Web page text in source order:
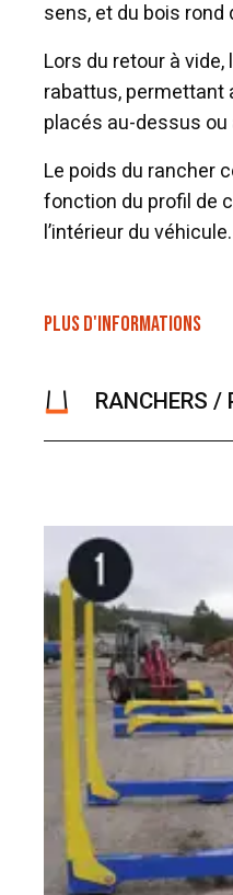
sens, et du bois rond
Lors du retour à
rabattus, permettant
placés au-dessus ou
Le poids du rancher
fonction du profil de
l’intérieur du véhicule.
PLUS D'INFORMATIONS
RANCHERS /